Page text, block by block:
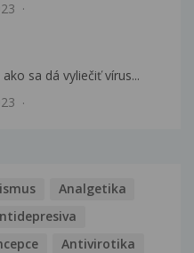
sa dá vyliečiť vírus...
Analgetika
Antivirotika